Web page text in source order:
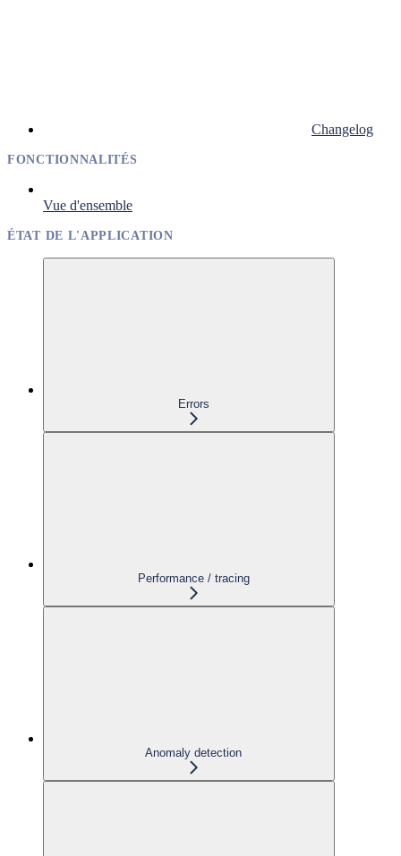
Changelog
FONCTIONNALITÉS
Vue d'ensemble
ÉTAT DE L'APPLICATION
Errors
Performance / tracing
Anomaly detection